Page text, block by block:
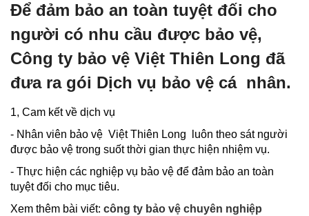
Để đảm bảo an toàn tuyệt đối cho
người có nhu cầu được bảo vệ,
Công ty bảo vệ Việt Thiên Long đã
đưa ra gói Dịch vụ bảo vệ cá nhân.
1, Cam kết về dịch vụ
- Nhân viên bảo vệ Việt Thiên Long luôn theo sát người
được bảo vệ trong suốt thời gian thực hiện nhiệm vụ.
- Thực hiện các nghiệp vụ bảo vệ để đảm bảo an toàn
tuyệt đối cho mục tiêu.
Xem thêm bài viết: công ty bảo vệ chuyên nghiệp